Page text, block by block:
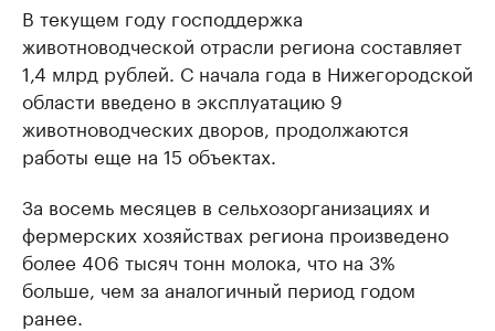
В текущем году господдержка
животноводческой отрасли региона составляет
1,4 млрд рублей. С начала года в Нижегородской
области введено в эксплуатацию 9
животноводческих дворов, продолжаются
работы еще на 15 объектах.
За восемь месяцев в сельхозорганизациях и
фермерских хозяйствах региона произведено
более 406 тысяч тонн молока, что на 3%
больше, чем за аналогичный период годом
ранее.